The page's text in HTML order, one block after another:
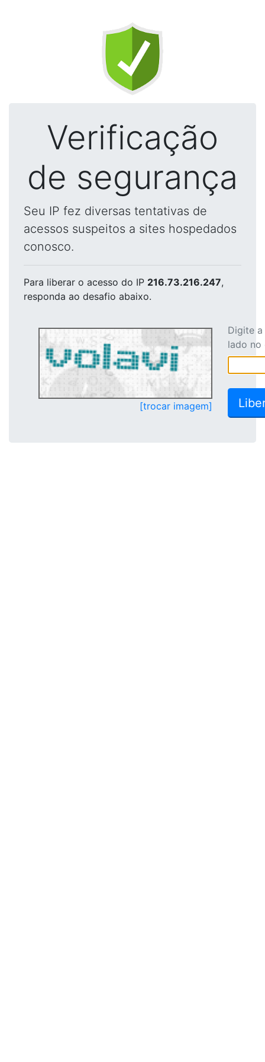
Verificação
de segurança
Seu IP fez diversas tentativas de
acessos suspeitos a sites hospedados
conosco.
Para liberar o acesso do IP 216.73.216.247,
responda ao desafio abaixo.
[trocar imagem]
Digite
lado no